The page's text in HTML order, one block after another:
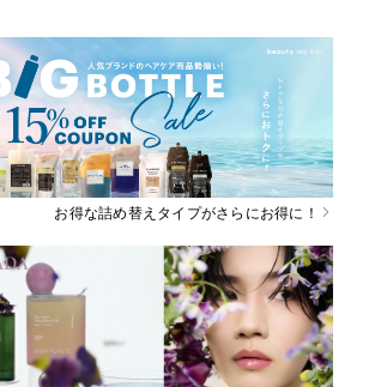
お得な詰め替えタイプがさらにお得に！